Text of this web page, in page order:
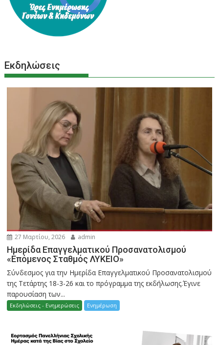
Εκδηλώσεις
27 Μαρτίου, 2026 admin
Ημερίδα Επαγγελματικού Προσανατολισμού
«Επόμενος Σταθμός ΛΥΚΕΙΟ»
Σύνδεσμος για την Ημερίδα Επαγγελματικού Προσανατολισμού
της Τετάρτης 18-3-26 και το πρόγραμμα της εκδήλωσης.Έγινε
παρουσίαση των...
Εκδηλώσεις - Ενημερώσεις Ενημέρωση